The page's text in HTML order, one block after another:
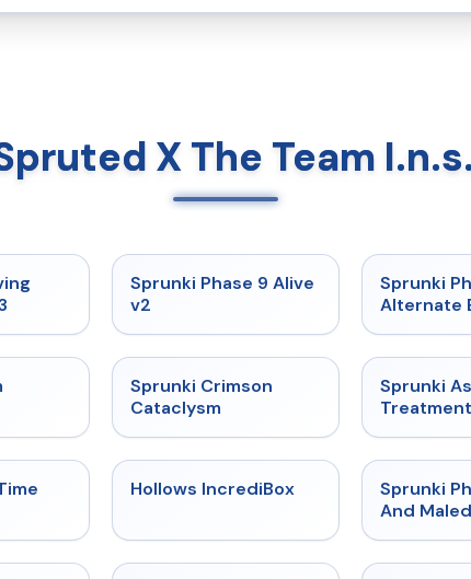
X The Team
★ ★ 4.6
Sprunki Phase 9 Alive
v2
Sprunki
Alternate
Sprunki Crimson
Cataclysm
Sprunki
Treatment
★ ★ 4.3
Hollows IncrediBox
Sprunki
And